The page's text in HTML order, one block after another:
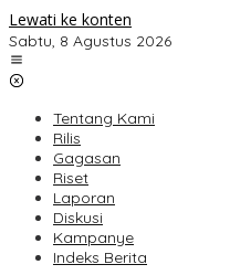
Lewati ke konten
Sabtu, 8 Agustus 2026
Tentang Kami
Rilis
Gagasan
Riset
Laporan
Diskusi
Kampanye
Indeks Berita